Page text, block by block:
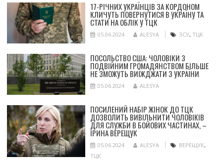
17-РІЧНИХ УКРАЇНЦІВ ЗА КОРДОНОМ
КЛИЧУТЬ ПОВЕРНУТИСЯ В УКРАЇНУ ТА
СТАТИ НА ОБЛІК У ТЦК
05.06.2024 ALESYA ЗСУ, ТЦК
ПОСОЛЬСТВО США: ЧОЛОВІКИ З
ПОДВІЙНИМ ГРОМАДЯНСТВОМ БІЛЬШЕ
НЕ ЗМОЖУТЬ ВИЇЖДЖАТИ З УКРАЇНИ
05.06.2024 ALESYA
ПОСИЛЕНИЙ НАБІР ЖІНОК ДО ТЦК
ДОЗВОЛИТЬ ВИВІЛЬНИТИ ЧОЛОВІКІВ
ДЛЯ СЛУЖБИ В БОЙОВИХ ЧАСТИНАХ, –
ІРИНА ВЕРЕЩУК
05.06.2024 ALESYA ВЕРЕЩУК,
ТЦК